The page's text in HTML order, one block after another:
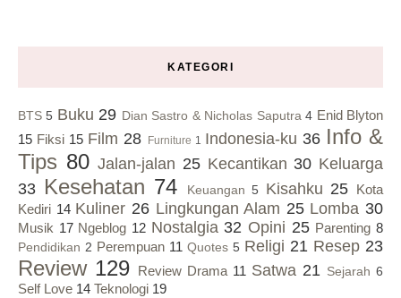
KATEGORI
BTS 5 Buku 29 Dian Sastro & Nicholas Saputra 4 Enid Blyton
15 Fiksi 15 Film 28 Furniture 1 Indonesia-ku 36 Info &
Tips 80 Jalan-jalan 25 Kecantikan 30 Keluarga
33 Kesehatan 74 Keuangan 5 Kisahku 25 Kota
Kediri 14 Kuliner 26 Lingkungan Alam 25 Lomba 30
Musik 17 Ngeblog 12 Nostalgia 32 Opini 25 Parenting 8
Pendidikan 2 Perempuan 11 Quotes 5 Religi 21 Resep 23
Review 129 Review Drama 11 Satwa 21 Sejarah 6
Self Love 14 Teknologi 19